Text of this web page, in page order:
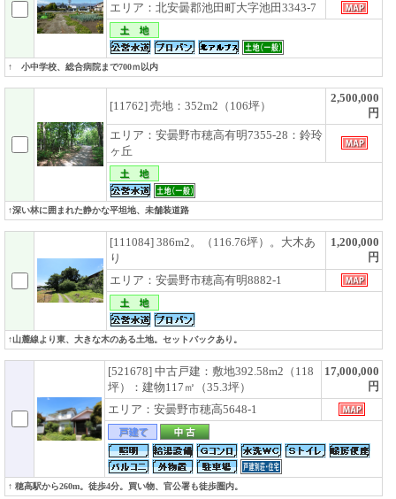
エリア：北安曇郡池田町大字池田3343-7
↑ 小中学校、総合病院まで700ｍ以内
[11762] 売地：352m2（106坪）
2,500,000
円
エリア：安曇野市穂高有明7355-28：鈴玲
ヶ丘
↑深い林に囲まれた静かな平坦地、未舗装道路
[111084] 386m2。（116.76坪）。大木あ
り
1,200,000
円
エリア：安曇野市穂高有明8882-1
↑山麓線より東、大きな木のある土地。セットバックあり。
[521678] 中古戸建：敷地392.58m2（118
坪）：建物117㎡（35.3坪）
17,000,000
円
エリア：安曇野市穂高5648-1
↑ 穂高駅から260m。徒歩4分。買い物、官公署も徒歩圏内。